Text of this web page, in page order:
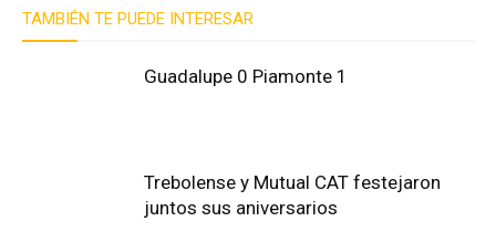
TAMBIÉN TE PUEDE INTERESAR
Guadalupe 0 Piamonte 1
Trebolense y Mutual CAT festejaron
juntos sus aniversarios